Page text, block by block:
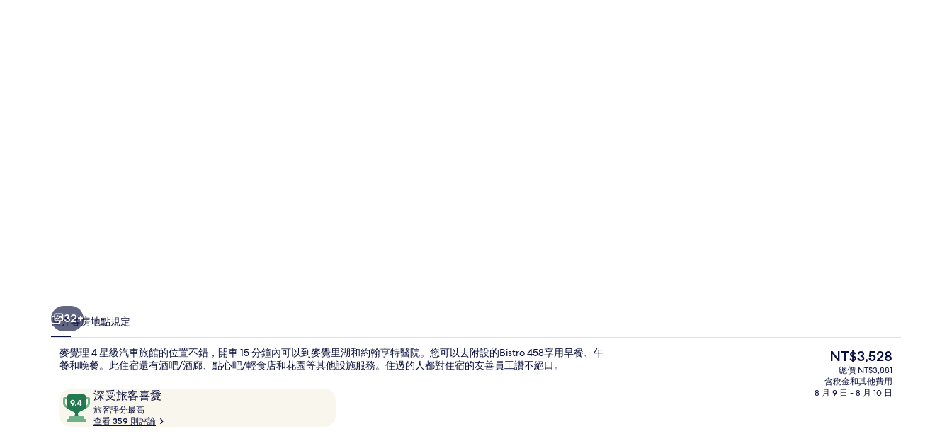
豪華客房, 按摩浴缸 | 書桌、遮光布/
32+
簡介客房地點規定
麥覺理 4 星級汽車旅館的位置不錯，開車 15 分鐘內可以到麥覺里湖和約翰亨特醫院。您可以去附設的Bistro 458享用早餐、午
餐和晚餐。此住宿還有酒吧/酒廊、點心吧/輕食店和花園等其他設施服務。住過的人都對住宿的友善員工讚不絕口。
評
論
深受旅客喜愛
9.4
分，
滿
旅客評分最高
客
查看 359 則評論
目
的
價
NT$3,528
總價 NT$3,881
含稅金和其他費用
8 月 9 日 - 8 月 10 日